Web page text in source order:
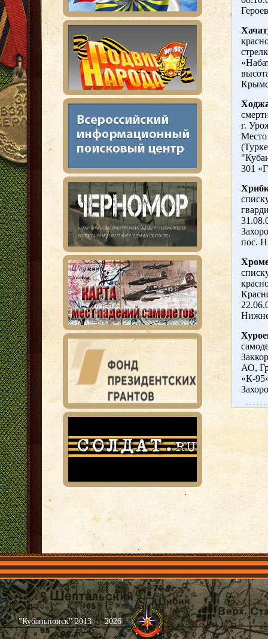
г.
301
пос.
АО,
«К-
Главная Имена Общественные объединения Проекты
"Кубаньпоиск" 2013 — 2026